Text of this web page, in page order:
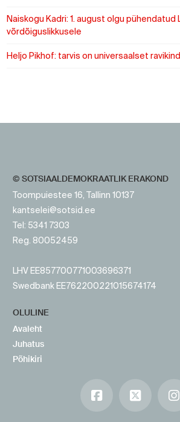
Naiskogu Kadri: 1. august olgu pühendatud
võrdõiguslikkusele
Heljo Pikhof: tarvis on universaalset
© SOTSIAALDEMOKRAATLIK ERAKOND
Toompuiestee 16, Tallinn 10137
kantselei@sotsid.ee
Tel: 5341 7303
Reg. 80052459
LHV EE857700771003696371
Swedbank EE762200221015674174
OLULINE
Avaleht
Juhatus
Põhikiri